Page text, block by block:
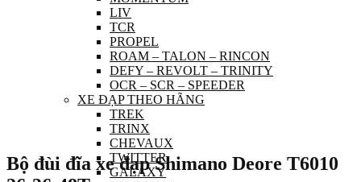
LIV
TCR
PROPEL
ROAM – TALON – RINCON
DEFY – REVOLT – TRINITY
OCR – SCR – SPEEDER
XE ĐẠP THEO HÃNG
TREK
TRINX
CHEVAUX
TWITTER
GALAXY
Bộ đùi đĩa xe đạp Shimano Deore T6010